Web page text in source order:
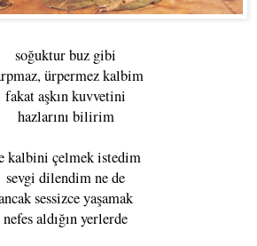
soğuktur buz gibi
ürpermez kalbim
fakat aşkın kuvvetini
hazlarını bilirim
kalbini çelmek istedim
sevgi dilendim ne de
sessizce yaşamak
nefes aldığın yerlerde